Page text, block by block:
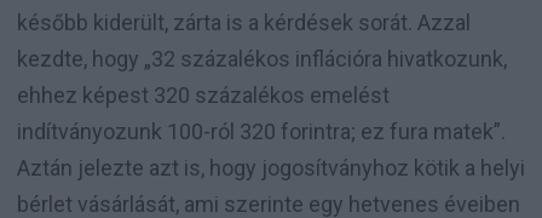
később kiderült, zárta is a kérdések sorát. Azzal
kezdte, hogy „32 százalékos inflációra hivatkozunk,
ehhez képest 320 százalékos emelést
indítványozunk 100-ról 320 forintra; ez fura matek”.
Aztán jelezte azt is, hogy jogosítványhoz kötik a helyi
bérlet vásárlását, ami szerinte egy hetvenes éveiben